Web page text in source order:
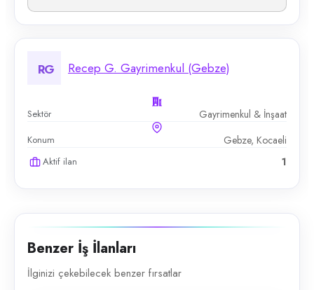
RG Recep G. Gayrimenkul (Gebze)
Sektör Gayrimenkul & İnşaat
Konum Gebze, Kocaeli
Aktif ilan 1
Benzer İş İlanları
İlginizi çekebilecek benzer fırsatlar